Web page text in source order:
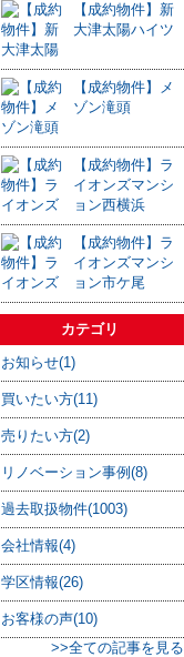
【成約物件】新
大津太陽ハイツ
【成約物件】メ
ゾン滝頭
【成約物件】ラ
イオンズマンシ
ョン西横浜
【成約物件】ラ
イオンズマンシ
ョン市ケ尾
カテゴリ
お知らせ(1)
買いたい方(11)
売りたい方(2)
リノベーション事例(8)
過去取扱物件(1003)
会社情報(4)
学区情報(26)
お客様の声(10)
>>全ての記事を見る